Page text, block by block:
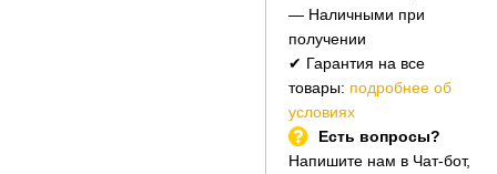
— Наличными при
получении
✔ Гарантия на все
товары: подробнее об
условиях
Есть вопросы?
Напишите нам в Чат-бот,